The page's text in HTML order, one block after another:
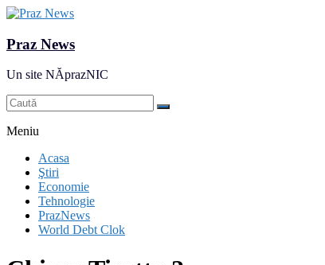
Praz News
Un site NĂprazNIC
Meniu
Acasa
Ştiri
Economie
Tehnologie
PrazNews
World Debt Clok